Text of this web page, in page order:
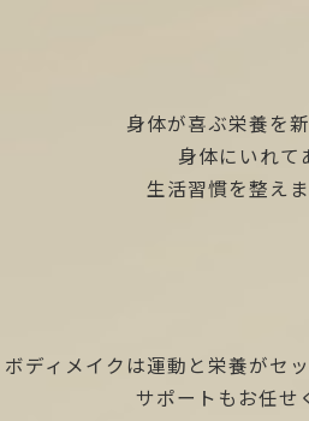
身体が喜ぶ栄養を
身体にいれて
生活習慣を整え
ボディメイクは運動と栄養がセ
サポートもお任せ